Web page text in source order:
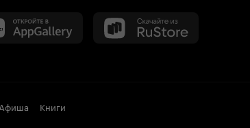
Афиша Книги